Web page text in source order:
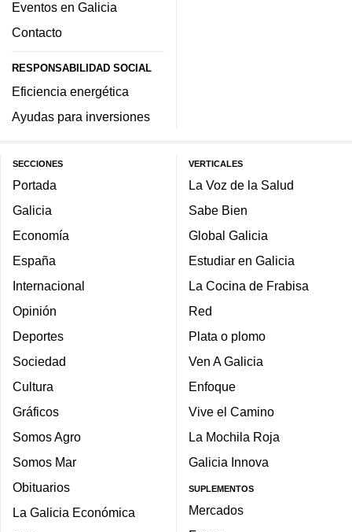
Eventos en Galicia
Contacto
RESPONSABILIDAD SOCIAL
Eficiencia energética
Ayudas para inversiones
SECCIONES
Portada
Galicia
Economía
España
Internacional
Opinión
Deportes
Sociedad
Cultura
Gráficos
Somos Agro
Somos Mar
Obituarios
La Galicia Económica
VERTICALES
La Voz de la Salud
Sabe Bien
Global Galicia
Estudiar en Galicia
La Cocina de Frabisa
Red
Plata o plomo
Ven A Galicia
Enfoque
Vive el Camino
La Mochila Roja
Galicia Innova
SUPLEMENTOS
Mercados